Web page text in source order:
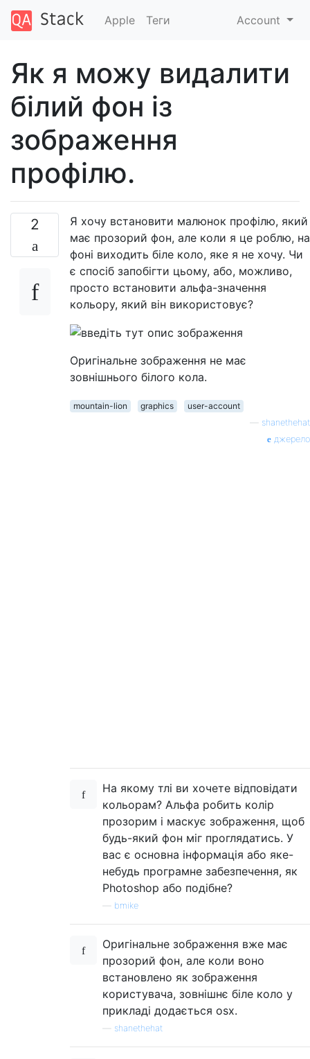
Apple Теги Account
Як я можу видалити
білий фон із
зображення
профілю.
2
Я хочу встановити малюнок профілю, який
має прозорий фон, але коли я це роблю, на
фоні виходить біле коло, яке я не хочу. Чи
є спосіб запобігти цьому, або, можливо,
просто встановити альфа-значення
кольору, який він використовує?
Оригінальне зображення не має
зовнішнього білого кола.
mountain-lion graphics
user-account
shanethehat
джерело
На якому тлі ви хочете відповідати
кольорам? Альфа робить колір
прозорим і маскує зображення, щоб
будь-який фон міг проглядатись. У
вас є основна інформація або яке-
небудь програмне забезпечення, як
Photoshop або подібне?
bmike
Оригінальне зображення вже має
прозорий фон, але коли воно
встановлено як зображення
користувача, зовнішнє біле коло у
прикладі додається osx.
shanethehat